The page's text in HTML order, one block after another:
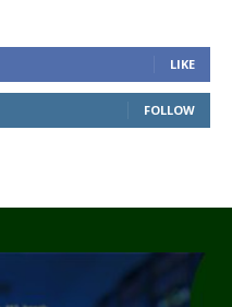
LIKE
FOLLOW